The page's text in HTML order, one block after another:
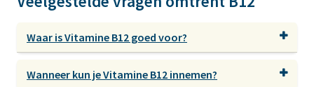
Waar is Vitamine B12 goed voor?
Wanneer kun je Vitamine B12 innemen?